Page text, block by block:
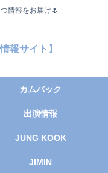
情報をお届け🌷
報サイト】
カムバック
出演情報
JUNG KOOK
JIMIN